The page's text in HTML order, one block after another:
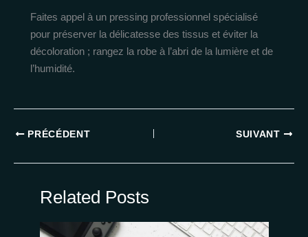
Faites appel à un pressing professionnel spécialisé
pour préserver la délicatesse des tissus et éviter la
décoloration ; rangez la robe à l’abri de la lumière et de
l’humidité.
PRÉCÉDENT SUIVANT
Related Posts